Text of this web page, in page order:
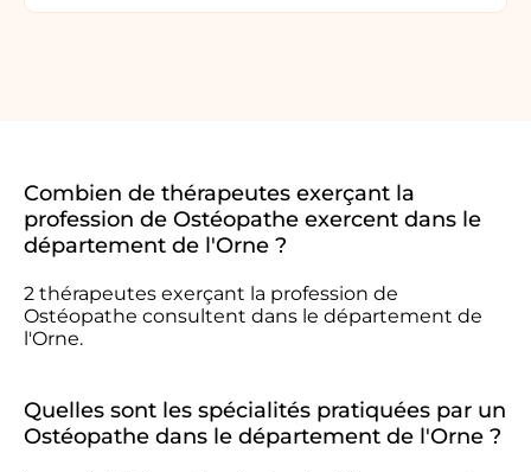
Combien de thérapeutes exerçant la
profession de Ostéopathe exercent dans le
département de l'Orne ?
2 thérapeutes exerçant la profession de
Ostéopathe consultent dans le département de
l'Orne.
Quelles sont les spécialités pratiquées par un
Ostéopathe dans le département de l'Orne ?